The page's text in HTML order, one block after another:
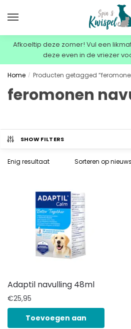
Afkoeltip deze zomer! Vul een
deze even in de vriezer
Home / Producten getagged
feromonen
SHOW FILTERS
Enig resultaat
Adaptil navulling 48ml
€25,95
Toevoegen aan